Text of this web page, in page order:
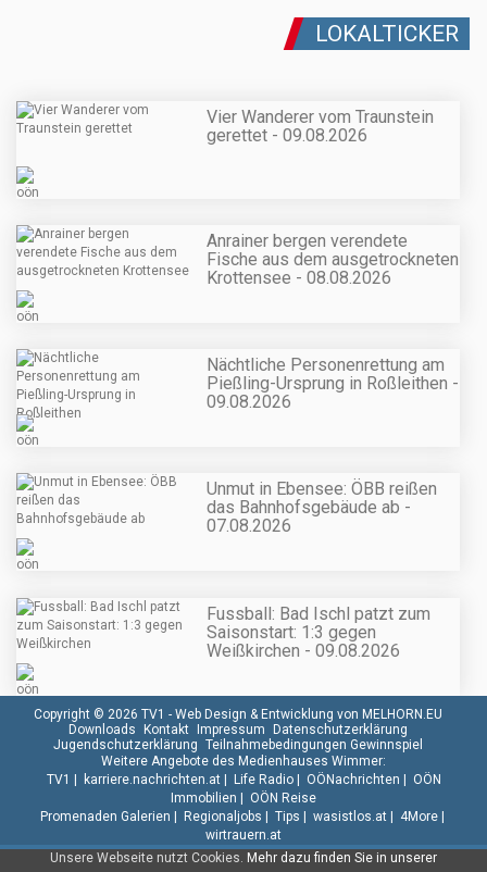
LOKALTICKER
Vier Wanderer vom Traunstein
gerettet - 09.08.2026
Anrainer bergen verendete
Fische aus dem ausgetrockneten
Krottensee - 08.08.2026
Nächtliche Personenrettung am
Pießling-Ursprung in Roßleithen -
09.08.2026
Unmut in Ebensee: ÖBB reißen
das Bahnhofsgebäude ab -
07.08.2026
Fussball: Bad Ischl patzt zum
Saisonstart: 1:3 gegen
Weißkirchen - 09.08.2026
Unsere Webseite nutzt Cookies. Mehr dazu finden Sie in unserer
Copyright © 2026 TV1 - Web Design & Entwicklung von MELHORN.EU
Downloads Kontakt Impressum Datenschutzerklärung
Jugendschutzerklärung Teilnahmebedingungen Gewinnspiel
Weitere Angebote des Medienhauses Wimmer:
TV1 | karriere.nachrichten.at| Life Radio| OÖNachrichten | OÖN
Immobilien | OÖN Reise
Promenaden Galerien | Regionaljobs | Tips | wasistlos.at| 4More|
wirtrauern.at